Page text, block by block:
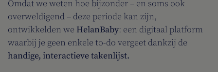
Omdat we weten hoe bijzonder – en soms ook
overweldigend – deze periode kan zijn,
ontwikkelden we HelanBaby: een digitaal platform
waarbij je geen enkele to-do vergeet dankzij de
handige, interactieve takenlijst.